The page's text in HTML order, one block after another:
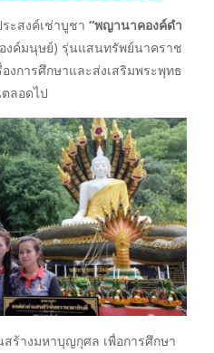
สงค์เช่าบูชา “พญานาคองค์ดำ
งค์มนุษย์) รุ่นแสนทรัพย์นาคราช
งการศึกษาและส่งเสริมพระพุทธ
ลอดไป
างมหาบุญกุศล เพื่อการศึกษา